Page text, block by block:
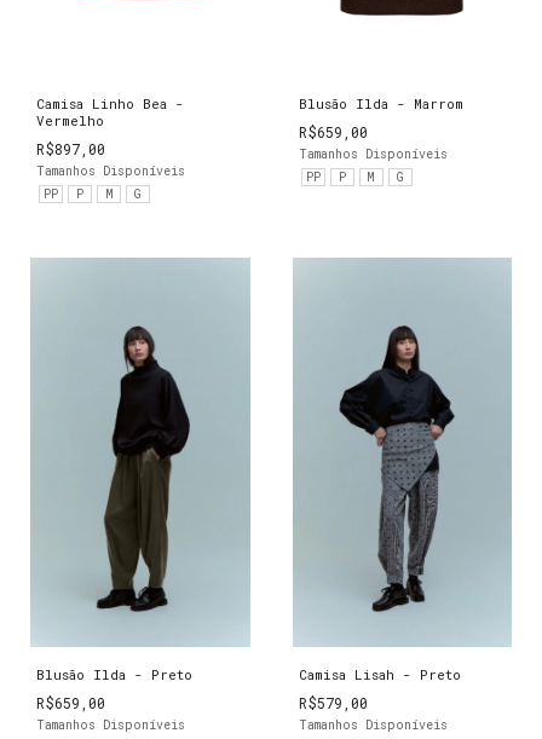
Camisa Linho Bea -
Vermelho
R$897,00
Tamanhos Disponíveis
PP
P M G
Blusão Ilda - Marrom
R$659,00
Tamanhos Disponíveis
PP
P M G
Blusão Ilda - Preto
R$659,00
Tamanhos Disponíveis
Camisa Lisah - Preto
R$579,00
Tamanhos Disponíveis